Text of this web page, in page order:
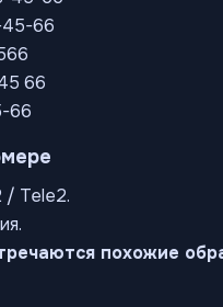
45-66
66
66
/ Tele2.
похожие